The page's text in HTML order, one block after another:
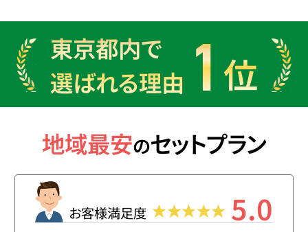
東京都内で
選ばれる理由 1 位
地域最安のセットプラン
お客様満足度 5.0